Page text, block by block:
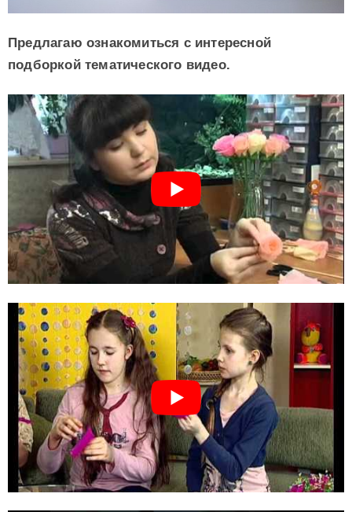
Предлагаю ознакомиться с интересной
подборкой тематического видео.